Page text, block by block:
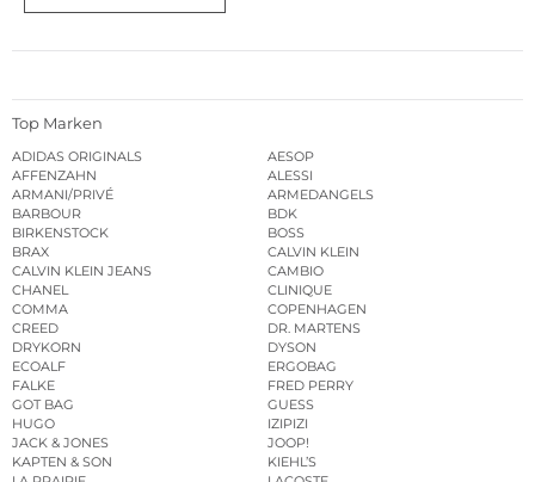
Top Marken
ADIDAS ORIGINALS
AESOP
AFFENZAHN
ALESSI
ARMANI/PRIVÉ
ARMEDANGELS
BARBOUR
BDK
BIRKENSTOCK
BOSS
BRAX
CALVIN KLEIN
CALVIN KLEIN JEANS
CAMBIO
CHANEL
CLINIQUE
COMMA
COPENHAGEN
CREED
DR. MARTENS
DRYKORN
DYSON
ECOALF
ERGOBAG
FALKE
FRED PERRY
GOT BAG
GUESS
HUGO
IZIPIZI
JACK & JONES
JOOP!
KAPTEN & SON
KIEHL’S